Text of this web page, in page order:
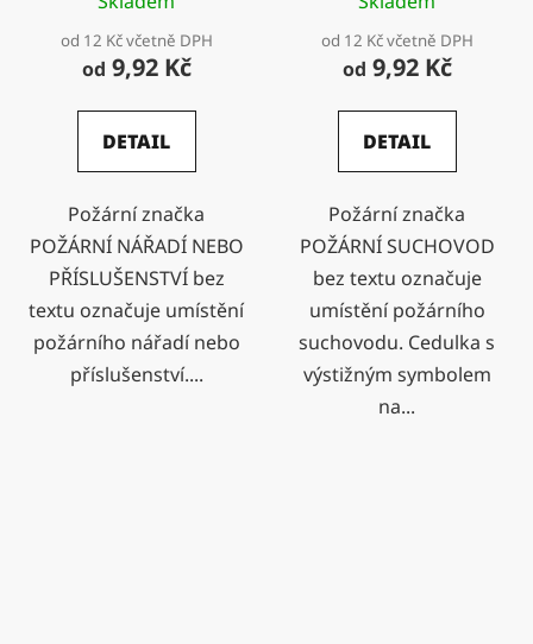
od 12 Kč včetně DPH
od 9,92 Kč
DETAIL
Požární značka
POŽÁRNÍ NÁŘADÍ NEBO
PŘÍSLUŠENSTVÍ bez
textu označuje umístění
požárního nářadí nebo
příslušenství....
od 12 Kč včetně DPH
od 9,92 Kč
DETAIL
Požární značka
POŽÁRNÍ SUCHOVOD
bez textu označuje
umístění požárního
suchovodu. Cedulka s
výstižným symbolem
na...